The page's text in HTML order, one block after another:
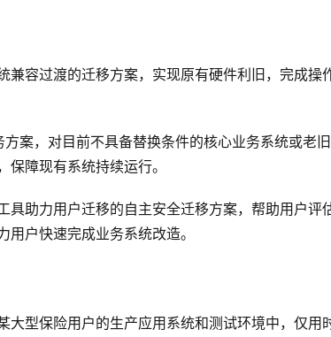
兼容过渡的迁移方案，实现原有硬件利旧，完成操
案，对目前不具备替换条件的核心业务系统或老
障现有系统持续运行。
具助力用户迁移的自主安全迁移方案，帮助用户评
户快速完成业务系统改造。
大型保险用户的生产应用系统和测试环境中，仅用